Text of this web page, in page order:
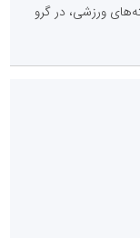
ورزشی، در گرو